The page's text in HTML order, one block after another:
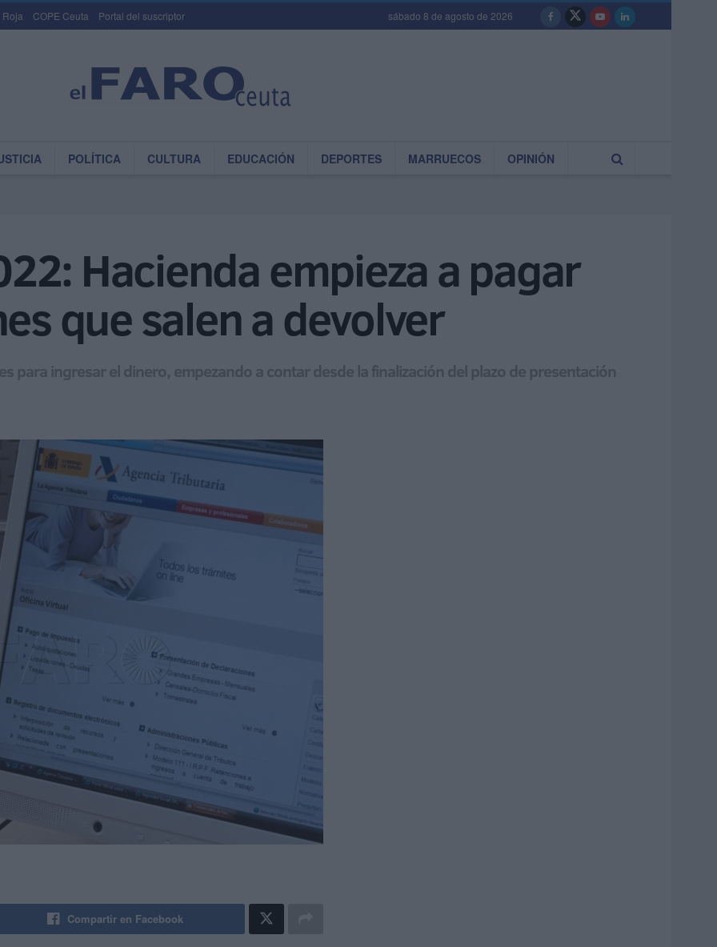
Roja COPE Ceuta Portal del suscriptor sábado 8 de agosto de 2026
POLÍTICA CULTURA EDUCACIÓN DEPORTES MARRUECOS OPINIÓN
Hacienda empieza a pagar
que salen a devolver
para ingresar el dinero, empezando a contar desde la finalización del plazo de presentación
Compartir en Facebook